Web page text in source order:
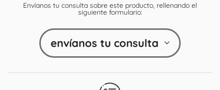
Envíanos tu consulta sobre este producto, rellenando el
siguiente formulario:
envíanos tu consulta